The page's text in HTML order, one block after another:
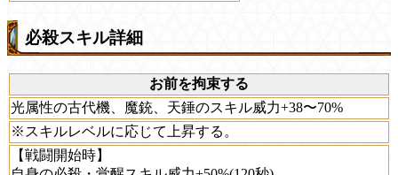
必殺スキル詳細
お前を拘束する
光属性の古代機、魔銃、天錘のスキル威力+38〜70%
※スキルレベルに応じて上昇する。
【戦闘開始時】